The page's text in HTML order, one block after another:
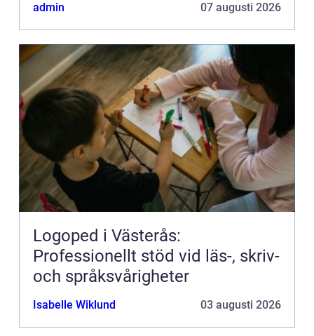
admin 07 augusti 2026
Logoped i Västerås:
Professionellt stöd vid läs-, skriv-
och språksvårigheter
Isabelle Wiklund 03 augusti 2026